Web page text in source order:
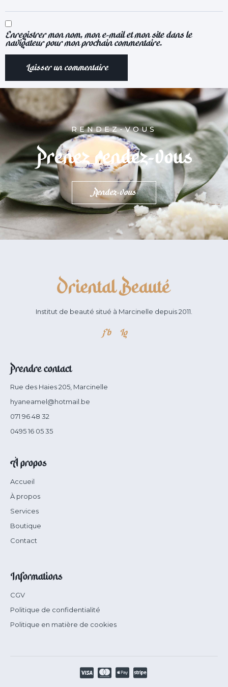
Enregistrer mon nom, mon e-mail et mon site dans le
navigateur pour mon prochain commentaire.
RENDEZ-VOUS
Prenez rendez-vous
Rendez-vous
Institut de beauté situé à Marcinelle depuis 2011.
Fb Ig
Prendre contact
Rue des Haies 205, Marcinelle
hyaneamel@hotmail.be
071 96 48 32
0495 16 05 35
À propos
Accueil
À propos
Services
Boutique
Contact
Informations
CGV
Politique de confidentialité
Politique en matière de cookies